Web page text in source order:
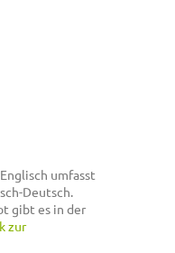
umfasst
Deutsch.
gibt es in der
zur